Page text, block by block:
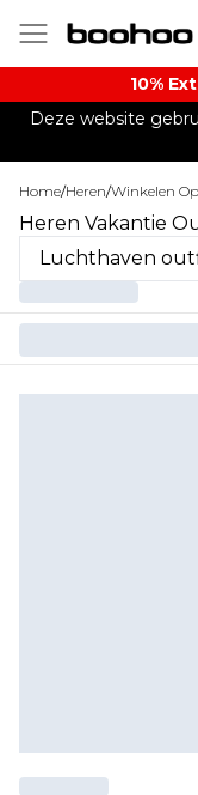
10%
Deze website
Home/Heren/Winkelen
Heren Vakantie
Luchthaven